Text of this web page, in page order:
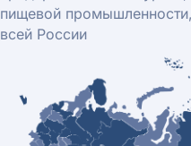
пищевой
всей России